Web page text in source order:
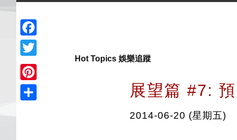
Facebook
Twitter
Pinterest
Hot Topics 娛樂追蹤
展望篇 #7:
2014-06-20 (星期五)